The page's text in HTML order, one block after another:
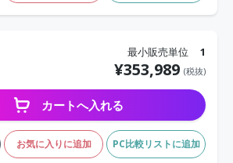
最小販売単位 1
¥353,989 (税抜)
カートへ入れる
お気に入りに追加 PC比較リストに追加